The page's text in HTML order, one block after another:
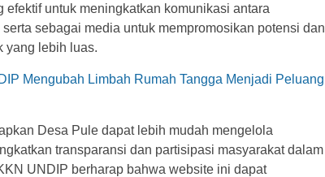
untuk meningkatkan komunikasi antara
sebagai media untuk mempromosikan potensi dan
yang lebih luas.
Mengubah Limbah Rumah Tangga Menjadi Peluang
Desa Pule dapat lebih mudah mengelola
transparansi dan partisipasi masyarakat dalam
UNDIP berharap bahwa website ini dapat